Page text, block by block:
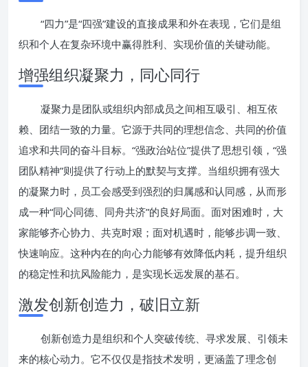
“四力”是“四强”建设的直接成果和外在表现，它们是组
织和个人在复杂环境中赢得胜利、实现价值的关键动能。
增强组织凝聚力，同心同行
凝聚力是团队或组织内部成员之间相互吸引、相互依
赖、团结一致的力量。它源于共同的理想信念、共同的价值
追求和共同的奋斗目标。“强政治站位”提供了思想引领，“强
团队精神”则提供了行动上的默契与支撑。当组织拥有强大
的凝聚力时，员工会感受到强烈的归属感和认同感，从而形
成一种“同心同德、同舟共济”的良好局面。面对困难时，大
家能够齐心协力、共克时艰；面对机遇时，能够步调一致、
快速响应。这种内在的向心力能够有效降低内耗，提升组织
的稳定性和抗风险能力，是实现长远发展的基石。
激发创新创造力，破旧立新
创新创造力是组织和个人突破传统、寻求发展、引领未
来的核心动力。它不仅仅是指技术发明，更涵盖了理念创